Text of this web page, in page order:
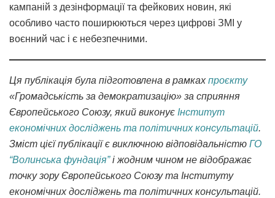
кампаній з дезінформації та фейкових новин, які
особливо часто поширюються через цифрові ЗМІ у
воєнний час і є небезпечними.
Ця публікація була підготовлена в рамкахпроєкту
«Громадськість за демократизацію» за сприяння
Європейського Союзу, який виконує Інститут
економічних досліджень та політичних консультацій.
Зміст цієї публікації є виключною відповідальністю ГО
“Волинська фундація”і жодним чином не відображає
точку зору Європейського Союзу та Інституту
економічних досліджень та політичних консультацій.